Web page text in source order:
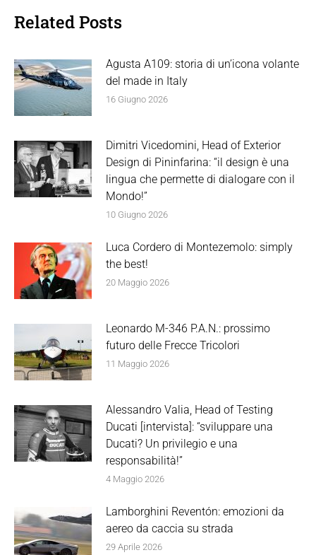
Related Posts
Agusta A109: storia di un’icona volante
del made in Italy
16 Giugno 2026
Dimitri Vicedomini, Head of Exterior
Design di Pininfarina: “il design è una
lingua che permette di dialogare con il
Mondo!”
10 Giugno 2026
Luca Cordero di Montezemolo: simply
the best!
20 Maggio 2026
Leonardo M-346 P.A.N.: prossimo
futuro delle Frecce Tricolori
11 Maggio 2026
Alessandro Valia, Head of Testing
Ducati [intervista]: “sviluppare una
Ducati? Un privilegio e una
responsabilità!”
4 Maggio 2026
Lamborghini Reventón: emozioni da
aereo da caccia su strada
29 Aprile 2026